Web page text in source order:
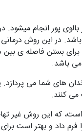
پور انجام
در این روش
برای بستن فاصله ی
می باشد.
های شما می
می کنند.
که این روش غیر
داد و بهتر است برای